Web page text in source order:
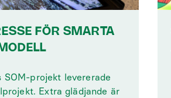
FÖR SMARTA
SOM-projekt levererade
Extra glädjande är